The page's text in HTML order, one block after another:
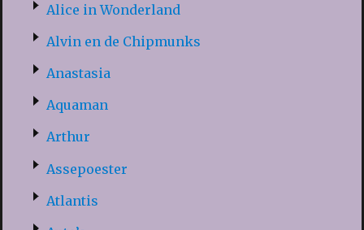
Alice in Wonderland
Alvin en de Chipmunks
Anastasia
Aquaman
Arthur
Assepoester
Atlantis